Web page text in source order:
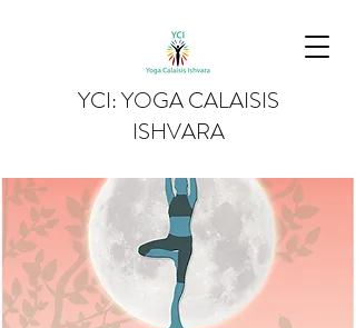
YCI: YOGA CALAISIS
ISHVARA